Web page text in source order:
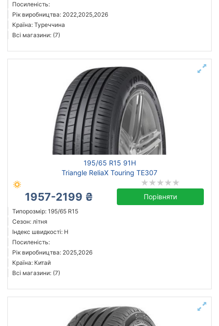
Посиленість:
Рік виробництва: 2022,2025,2026
Країна: Туреччина
Всі магазини: (7)
195/65 R15 91H
Triangle ReliaX Touring TE307
1957-2199 ₴ Порівняти
Типорозмір: 195/65 R15
Сезон: літня
Індекс швидкості: H
Посиленість:
Рік виробництва: 2025,2026
Країна: Китай
Всі магазини: (7)